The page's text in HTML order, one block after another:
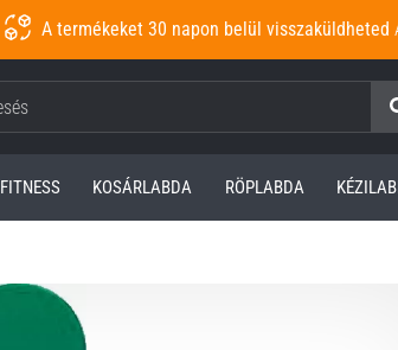
A termékeket 30 napon belül visszaküldheted
FITNESS KOSÁRLABDA RÖPLABDA